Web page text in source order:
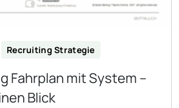
Recruiting Strategie
Fahrplan mit System –
Blick